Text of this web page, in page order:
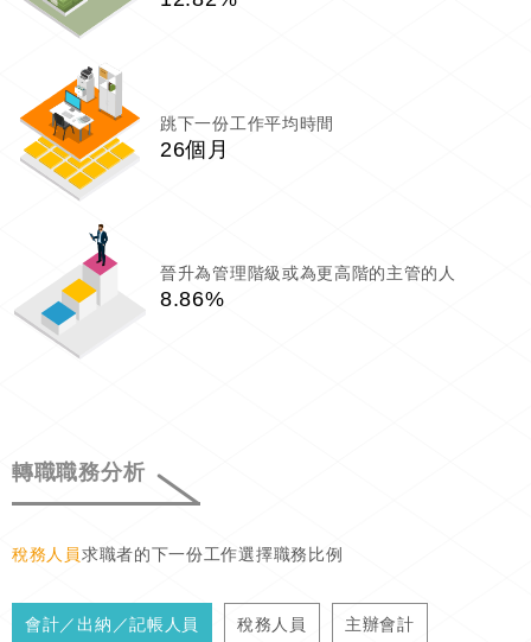
跳下一份工作平均時間
26個月
晉升為管理階級或為更高階的主管的人
8.86%
轉職職務分析
稅務人員求職者的下一份工作選擇職務比例
會計／出納／記帳人員 稅務人員 主辦會計